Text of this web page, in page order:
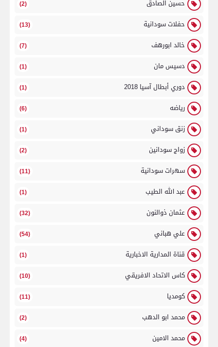
حسين الصادق (2)
حفلات سودانية (13)
خالد ابورهف (7)
دسيس مان (1)
دوري أبطال آسيا 2018 (1)
رياضه (6)
زنق سوداني (1)
زواج سودانين (2)
سهرات سودانية (11)
عبد الله الطيب (1)
عثمان ذوالنون (32)
علي هباني (54)
قناة المدارية الاخبارية (1)
كاس الاتحاد الافريقي (10)
كومديا (11)
محمد ابو الدهب (2)
محمد الامين (4)